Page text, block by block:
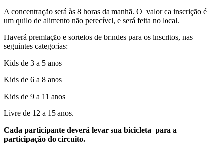
A concentração será às 8 horas da manhã. O valor da inscrição é
um quilo de alimento não perecível, e será feita no local.
Haverá premiação e sorteios de brindes para os inscritos, nas
seguintes categorias:
Kids de 3 a 5 anos
Kids de 6 a 8 anos
Kids de 9 a 11 anos
Livre de 12 a 15 anos.
Cada participante deverá levar sua bicicleta para a
participação do circuito.